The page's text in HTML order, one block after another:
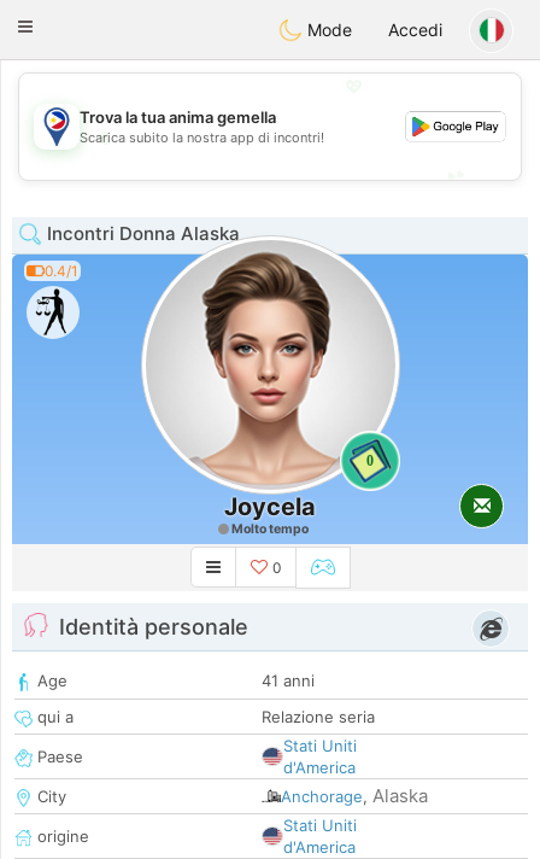
PhilippinesChat
Toggle
Mode Accedi
💖
💕
Trova la tua anima gemella
Scarica subito la nostra app di incontri!
Incontri Donna Alaska
0.4/1
0
Joycela
Molto tempo
0
Identità personale
Age
41 anni
qui a
Relazione seria
Paese
Stati Uniti
d'America
City
Anchorage, Alaska
origine
Stati Uniti
d'America